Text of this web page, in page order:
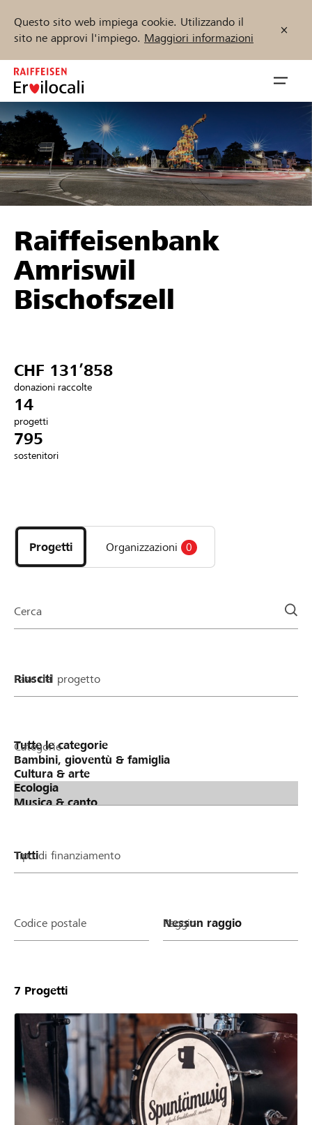
Questo sito web impiega cookie. Utilizzando il
sito ne approvi l'impiego. Maggiori informazioni
Zum
Inhalt
springen
öffnen
Sostenere
Aiuto & supporto
Collegarsi
Registrazione
Trova progetti e organizzazioni
Inizia ora
Raiffeisenbank
Amriswil
Bischofszell
CHF 131’858
donazioni raccolte
14
progetti
795
sostenitori
i
progetti
e
della
Progetti Organizzazioni 0
Cerca
Fase del progetto
Categorie
Tipo di finanziamento
Codice postale Raggio
7 Progetti